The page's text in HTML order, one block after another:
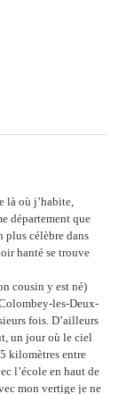
là où j’habite,
département que
plus célèbre dans
hanté se trouve
cousin y est né)
les-Deux-
fois. D’ailleurs
un jour où le ciel
kilomètres entre
l’école en haut de
mon vertige je ne